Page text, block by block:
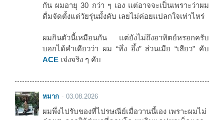
กัน ผมอายุ 30 กว่า ๆ เอง แต่อาจจะเป็นเพราะว่าผม
ดื่มจัดตั้งแต่วัยรุ่นมั้งคับ เลยไม่ค่อยแปลกใจเท่าไหร่
ผมกินตัวนี้เหมือนกัน แต่ยังไม่ถึงอาทิตย์หรอกครับ
บอกได้คำเดียวว่า ผม “ทึ่ง อึ้ง” ส่วนเมีย “เสียว” คับ
ACE เจ๋งจริง ๆ คับ
หมาก 03.08.2026
ผมพึ่งไปรับของที่ไปรษณีย์เมื่อวานนี้เอง เพราะผมไม่